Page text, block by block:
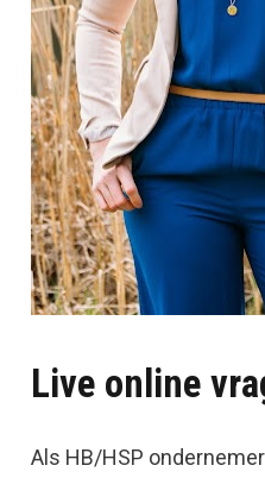
Live online
Als HB/HSP